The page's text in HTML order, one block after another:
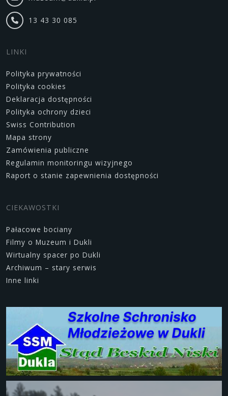
13 43 30 085
LINKI
Polityka prywatności
Polityka cookies
Deklaracja dostępności
Polityka ochrony dzieci
Swiss Contribution
Mapa strony
Zamówienia publiczne
Regulamin monitoringu wizyjnego
Raport o stanie zapewnienia dostępności
CIEKAWOSTKI
Pałacowe bociany
Filmy o Muzeum i Dukli
Wirtualny spacer po Dukli
Archiwum – stary serwis
Inne linki